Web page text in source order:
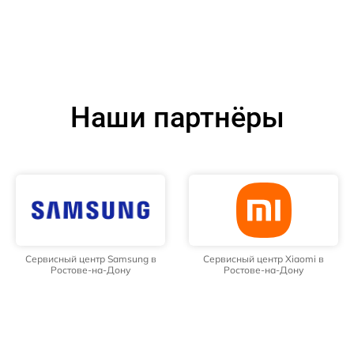
Наши партнёры
Сервисный центр Samsung в
Ростове-на-Дону
Сервисный центр Xiaomi в
Ростове-на-Дону